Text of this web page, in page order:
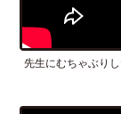
先生にむちゃぶり